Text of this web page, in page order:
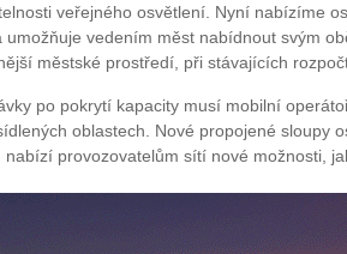
veřejného osvětlení. Nyní nabízíme
umožňuje vedením měst nabídnout svým
městské prostředí, při stávajících
po pokrytí kapacity musí mobilní
oblastech. Nové propojené sloupy
nabízí provozovatelům sítí nové možnosti,